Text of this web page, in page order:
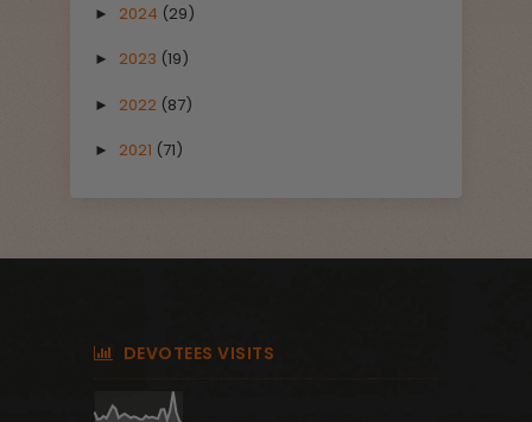
► 2024 (29)
► 2023 (19)
► 2022 (87)
► 2021 (71)
DEVOTEES VISITS